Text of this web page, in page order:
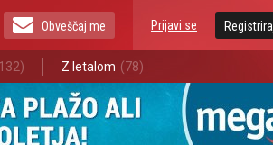
Prijavi se
Obveščaj me
Z letalom (78)